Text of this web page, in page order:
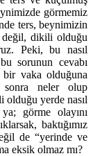
görmemiz
ters, beynimizin
dikili olduğu
Peki, bu nasıl
sorunun cevabı
vaka olduğuna
sonra neler olup
yerde nasıl
görme olayını
baktığımız
de “yerinde ve
eksik olmaz mı?